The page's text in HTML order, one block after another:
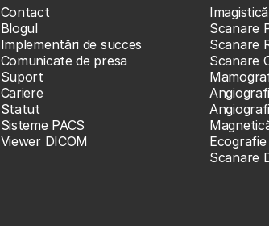
Contact
Blogul
Implementări de succes
Comunicate de presa
Suport
Cariere
Statut
Sisteme PACS
Viewer DICOM
Scanare
Scanare
Scanare
Ecografie
Scanare